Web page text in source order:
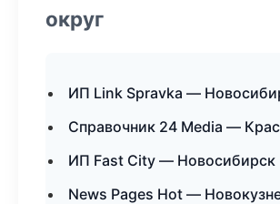
округ
ИП Link Spravka —
Справочник 24 Media —
ИП Fast City — Новосибирск
News Pages Hot —